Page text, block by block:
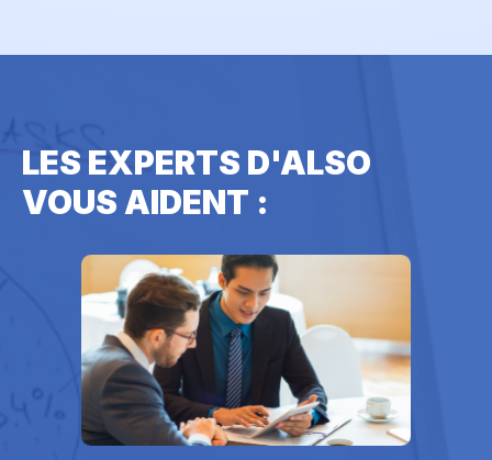
LES EXPERTS D'ALSO
VOUS AIDENT :